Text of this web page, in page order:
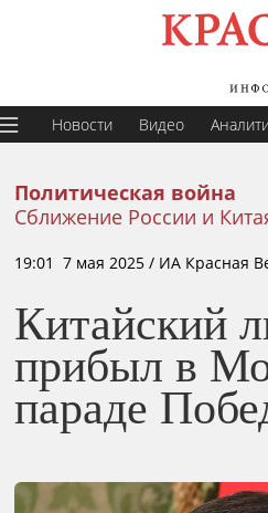
Новости Видео
Политическая война
Сближение России и
19:01 7 мая 2025 / ИА Красная
Китайский
прибыл в
параде